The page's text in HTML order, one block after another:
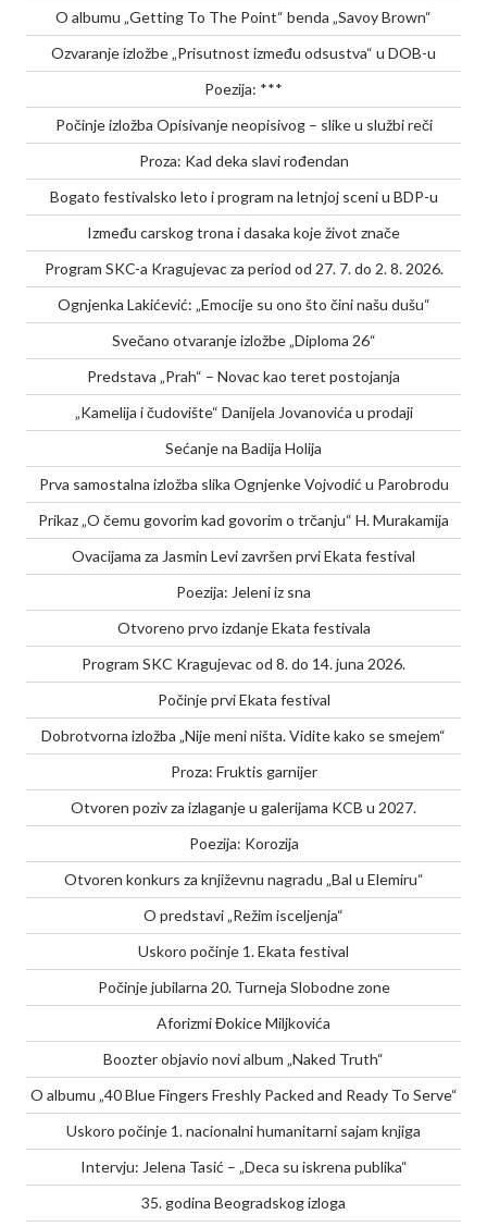
O albumu „Getting To The Point“ benda „Savoy Brown“
Ozvaranje izložbe „Prisutnost između odsustva“ u DOB-u
Poezija: ***
Počinje izložba Opisivanje neopisivog – slike u službi reči
Proza: Kad deka slavi rođendan
Bogato festivalsko leto i program na letnjoj sceni u BDP-u
Između carskog trona i dasaka koje život znače
Program SKC-a Kragujevac za period od 27. 7. do 2. 8. 2026.
Ognjenka Lakićević: „Emocije su ono što čini našu dušu“
Svečano otvaranje izložbe „Diploma 26“
Predstava „Prah“ – Novac kao teret postojanja
„Kamelija i čudovište“ Danijela Jovanovića u prodaji
Sećanje na Badija Holija
Prva samostalna izložba slika Ognjenke Vojvodić u Parobrodu
Prikaz „O čemu govorim kad govorim o trčanju“ H. Murakamija
Ovacijama za Jasmin Levi završen prvi Ekata festival
Poezija: Jeleni iz sna
Otvoreno prvo izdanje Ekata festivala
Program SKC Kragujevac od 8. do 14. juna 2026.
Počinje prvi Ekata festival
Dobrotvorna izložba „Nije meni ništa. Vidite kako se smejem“
Proza: Fruktis garnijer
Otvoren poziv za izlaganje u galerijama KCB u 2027.
Poezija: Korozija
Otvoren konkurs za književnu nagradu „Bal u Elemiru“
O predstavi „Režim isceljenja“
Uskoro počinje 1. Ekata festival
Počinje jubilarna 20. Turneja Slobodne zone
Aforizmi Đokice Miljkovića
Boozter objavio novi album „Naked Truth“
O albumu „40 Blue Fingers Freshly Packed and Ready To Serve“
Uskoro počinje 1. nacionalni humanitarni sajam knjiga
Intervju: Jelena Tasić – „Deca su iskrena publika“
35. godina Beogradskog izloga